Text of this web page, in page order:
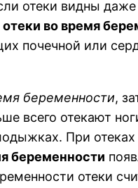
отеки видны
отеки во время
почечной или
беременности,
всего отекают
При
беременности
отеки